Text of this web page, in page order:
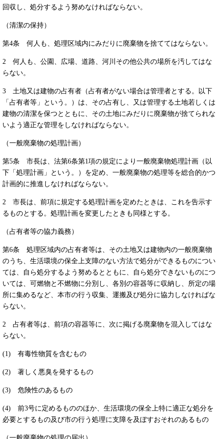
回収し、処分するよう努めなければならない。
（清潔の保持）
第4条 何人も、処理区域内にみだりに廃棄物を捨ててはならない。
2 何人も、公園、広場、道路、河川その他公共の場所を汚してはな
らない。
3 土地又は建物の占有者（占有者がない場合は管理者とする。以下
「占有者等」という。）は、その占有し、又は管理する土地若しくは
建物の清潔を保つとともに、その土地にみだりに廃棄物が捨てられな
いよう適正な管理をしなければならない。
（一般廃棄物の処理計画）
第5条 市長は、法第6条第1項の規定により一般廃棄物処理計画（以
下「処理計画」という。）を定め、一般廃棄物の処理等を総合的かつ
計画的に推進しなければならない。
2 市長は、前項に規定する処理計画を定めたときは、これを告示す
るものとする。処理計画を変更したときも同様とする。
（占有者等の協力義務）
第6条 処理区域内の占有者等は、その土地又は建物内の一般廃棄物
のうち、生活環境の保全上支障のない方法で処分ができるものについ
ては、自ら処分するよう努めるとともに、自ら処分できないものにつ
いては、可燃物と不燃物に分別し、各別の容器等に収納し、所定の場
所に集めるなど、本市の行う収集、運搬及び処分に協力しなければな
らない。
2 占有者等は、前項の容器等に、次に掲げる廃棄物を混入してはな
らない。
(1) 有毒性物質を含むもの
(2) 著しく悪臭を発するもの
(3) 危険性のあるもの
(4) 前3号に定めるもののほか、生活環境の保全上特に適正な処分を
必要とするもの及び市の行う処理に支障を及ぼすおそれのあるもの